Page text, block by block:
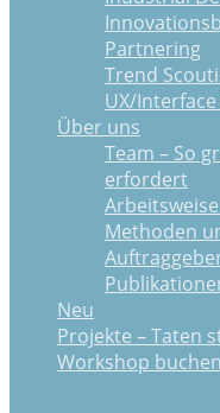
Partnering
Trend
UX/
Über uns
Team – So
erfordert
Methoden
Neu
Projekte – Taten
Workshop